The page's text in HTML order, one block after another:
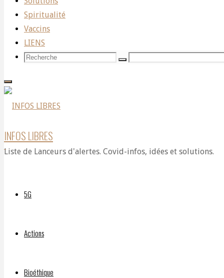
Spiritualité
Vaccins
LIENS
Recherche
Recherche
Recherche
INFOS LIBRES
Liste de Lanceurs d'alertes. Covid-infos, idées et solutions.
5G
Actions
Bioéthique